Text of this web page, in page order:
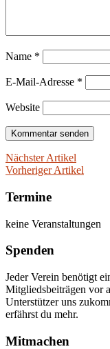
Name *
E-Mail-Adresse *
Website
Nächster Artikel
Vorheriger Artikel
Termine
keine Veranstaltungen
Spenden
Jeder Verein benötigt
Mitgliedsbeiträgen vor
Unterstützer uns
erfährst du mehr.
Mitmachen